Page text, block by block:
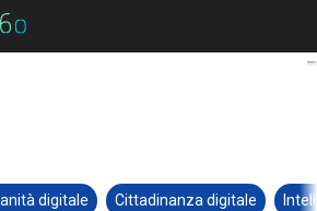
digitale Cittadinanza digitale